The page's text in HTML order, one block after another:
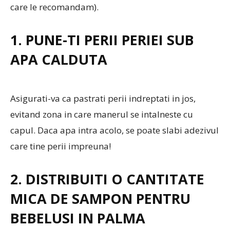
care le recomandam).
1. PUNE-TI PERII PERIEI SUB
APA CALDUTA
Asigurati-va ca pastrati perii indreptati in jos,
evitand zona in care manerul se intalneste cu
capul. Daca apa intra acolo, se poate slabi adezivul
care tine perii impreuna!
2. DISTRIBUITI O CANTITATE
MICA DE SAMPON PENTRU
BEBELUSI IN PALMA